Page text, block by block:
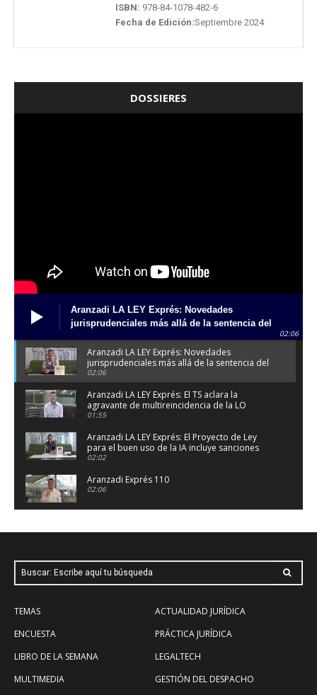
ISBN: 978-84-1078-482-6
Fecha de Edición:Septiembre 2024
DOSSIERES
Aranzadi LA LEY Exprés: Novedades
jurisprudenciales más allá de la sentencia del
02:06
Aranzadi LA LEY Exprés: Novedades
jurisprudenciales más allá de la sentencia del
"caso mascarillas"
02:06
Aranzadi LA LEY Exprés: El TS aclara la
agravante de multireincidencia de la LO
1/2026
01:55
Aranzadi LA LEY Exprés: El Proyecto de Ley
para el buen uso de la IA incluye sanciones
millonarias.
02:02
Aranzadi Exprés 110
02:06
personal laboral de las AAPP, de nuevo en el
Aranzadi LA LEY Exprés: aumenta la "escucha"
a los menores en procesos judiciales y
administrativos
02:12
Aranzadi LA LEY Exprés: nuevo Plan de
Vivienda con blindaje a la vivienda protegida
Administración e índice IRPH, el TJUE reabre el
Buscar: Escribe aquí tu búsqueda
TEMAS
ENCUESTA
LIBRO DE LA SEMANA
MULTIMEDIA
ACTUALIDAD JURÍDICA
PRÁCTICA JURÍDICA
LEGALTECH
GESTIÓN DEL DESPACHO